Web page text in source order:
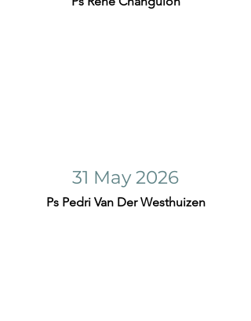
31 May 2026
Ps Pedri Van Der Westhuizen